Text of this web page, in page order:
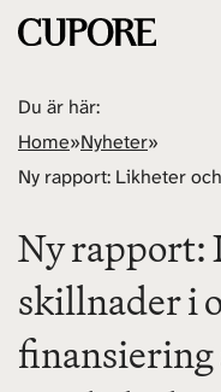
Du är här:
Home»Nyheter»
Ny rapport:
skillnader i